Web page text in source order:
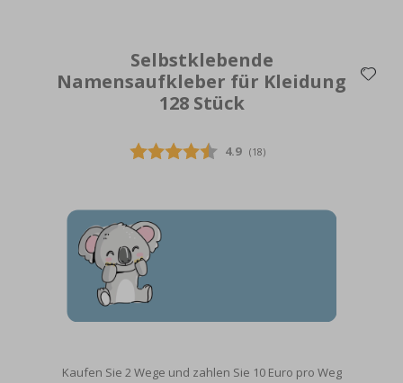
auswählen / Stripes green-cream
Selbstklebende
Namensaufkleber für Kleidung
128 Stück
Durchschnittliche
4.9 (abgegebene bewertungen:
18)
Kaufen Sie 2 Wege und zahlen Sie 10 Euro pro Weg